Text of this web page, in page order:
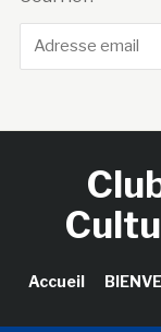
Accueil